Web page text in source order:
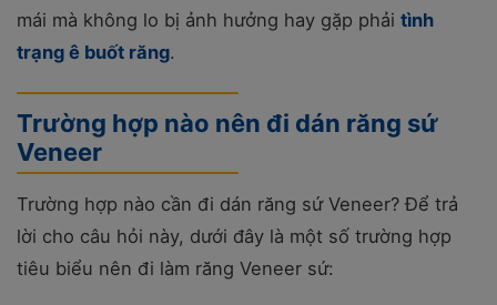
mái mà không lo bị ảnh hưởng hay gặp phải tình
trạng ê buốt răng.
Trường hợp nào nên đi dán răng sứ
Veneer
Trường hợp nào cần đi dán răng sứ Veneer? Để trả
lời cho câu hỏi này, dưới đây là một số trường hợp
tiêu biểu nên đi làm răng Veneer sứ: